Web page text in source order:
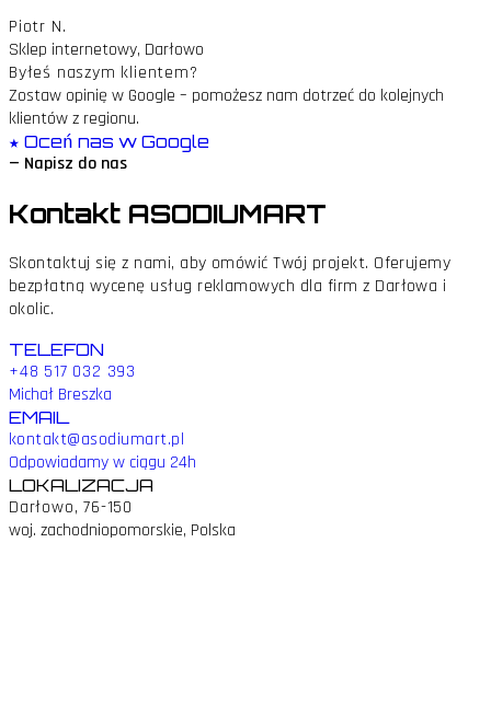
Piotr N.
Sklep internetowy, Darłowo
Byłeś naszym klientem?
Zostaw opinię w Google – pomożesz nam dotrzeć do kolejnych
klientów z regionu.
★ Oceń nas w Google
— Napisz do nas
Kontakt ASODIUMART
Skontaktuj się z nami, aby omówić Twój projekt. Oferujemy
bezpłatną wycenę usług reklamowych dla firm z Darłowa i
okolic.
TELEFON
+48 517 032 393
Michał Breszka
EMAIL
kontakt@asodiumart.pl
Odpowiadamy w ciągu 24h
LOKALIZACJA
Darłowo, 76-150
woj. zachodniopomorskie, Polska